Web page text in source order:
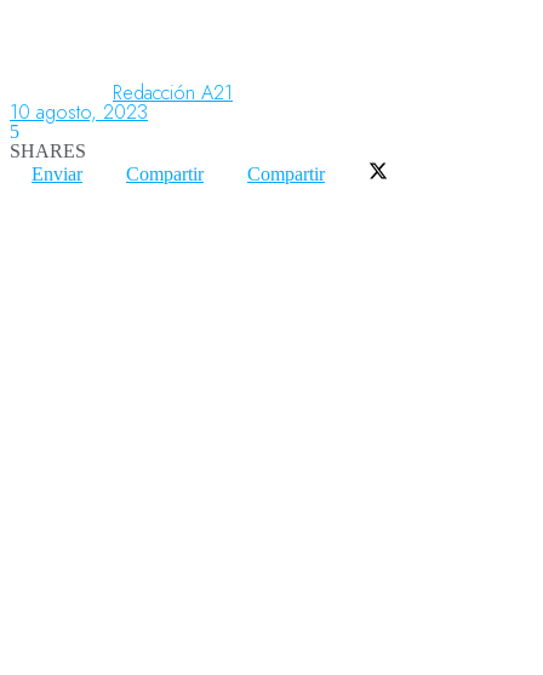
Aeronáutica
Aeropuertos
Redacción A21
10 agosto, 2023
5
SHARES
Enviar
Compartir Compartir